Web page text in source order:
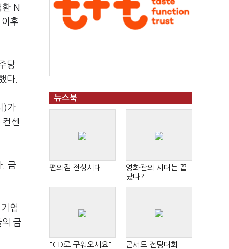
N
후
당
다.
)가
컨센
. 금
업
금
뉴스북
편의점 전성시대
영화관의 시대는 끝
났다?
"CD로 구워오세요" 콘서트 전당대회